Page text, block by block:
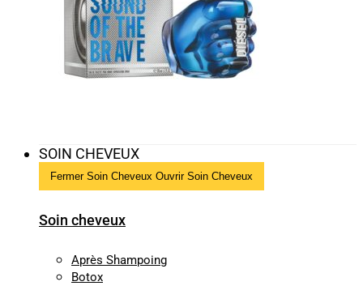
SOIN CHEVEUX
Fermer Soin Cheveux Ouvrir Soin Cheveux
Soin cheveux
Après Shampoing
Botox